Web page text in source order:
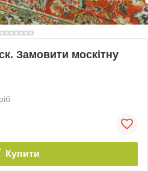
Замовити москітну
Купити